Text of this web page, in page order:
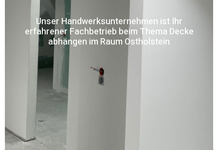
Unser Handwerksunternehmen ist Ihr
erfahrener Fachbetrieb beim Thema Decke
abhängen im Raum Ostholstein